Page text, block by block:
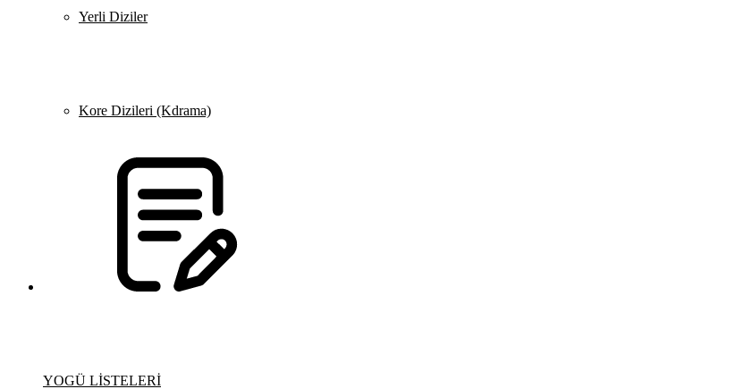
Yerli Diziler
Kore Dizileri (Kdrama)
YOGÜ LİSTELERİ